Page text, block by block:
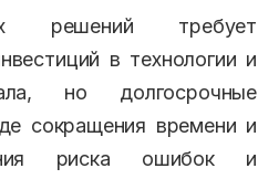
решений требует
в технологии и
но долгосрочные
сокращения времени и
риска ошибок и